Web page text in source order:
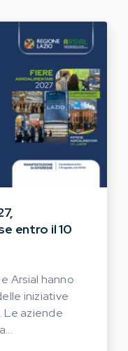
entro il 10
Arsial hanno
iniziative
Le aziende